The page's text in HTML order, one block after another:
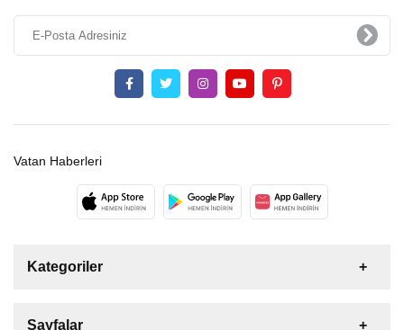
Vatan Haberleri
Kategoriler
Sayfalar